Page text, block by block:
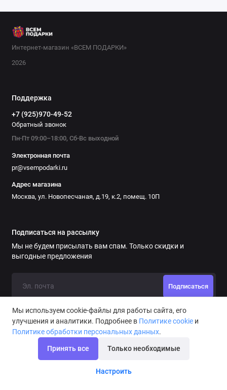
Интернет-магазин «ВСЕМ ПОДАРКИ»
2026
Поддержка
+7 (925)970-49-52
Обратный звонок
Пн-Пт 09:00–18:00, Сб-Вс выходной
Электронная почта
pr@vsempodarki.ru
Адрес магазина
Москва, ул. Новопесчаная, д.19, к.2, помещ. 10П
Подписаться на рассылку
Мы не будем присылать вам спам. Только скидки и
выгодные предложения
Подписаться
Мы используем cookie-файлы для работы сайта, его
улучшения и аналитики. Подробнее в Политике cookie и
Политике обработки персональных данных.
Принять все Только необходимые
Настроить